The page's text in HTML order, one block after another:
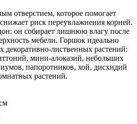
отверстием, которое помогает
риск переувлажнения корней.
он собирает лишнюю влагу после
мебели. Горшок идеально
декоративно-лиственных растений:
мини-алоказий, небольших
папоротников, хой, дисхидий
растений.